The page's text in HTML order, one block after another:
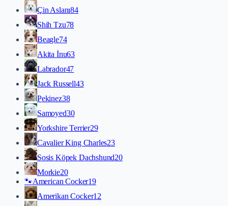
Çin Aslanı84
Shih Tzu78
Beagle74
Akita İnu63
Labrador47
Jack Russell43
Pekinez38
Samoyed30
Yorkshire Terrier29
Cavalier King Charles23
Sosis Köpek Dachshund20
Morkie20
🐾American Cocker19
Amerikan Cocker12